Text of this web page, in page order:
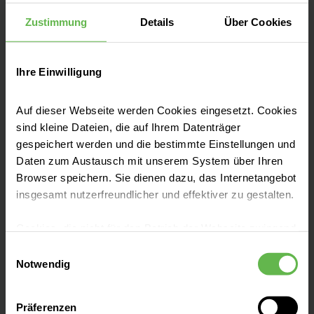
Zustimmung Details Über Cookies
Ihre Einwilligung
Auf dieser Webseite werden Cookies eingesetzt. Cookies
sind kleine Dateien, die auf Ihrem Datenträger
gespeichert werden und die bestimmte Einstellungen und
Daten zum Austausch mit unserem System über Ihren
Browser speichern. Sie dienen dazu, das Internetangebot
insgesamt nutzerfreundlicher und effektiver zu gestalten.
eingesetzt werden.
Es steht Ihnen frei, unsere Seite mit nur den notwendigen
Notwendig
Präferenzen
Tel:+49 2151 4520
Seit 1380 kümmern wir uns mit viel
Einfühlungsvermögen, Herzblut,